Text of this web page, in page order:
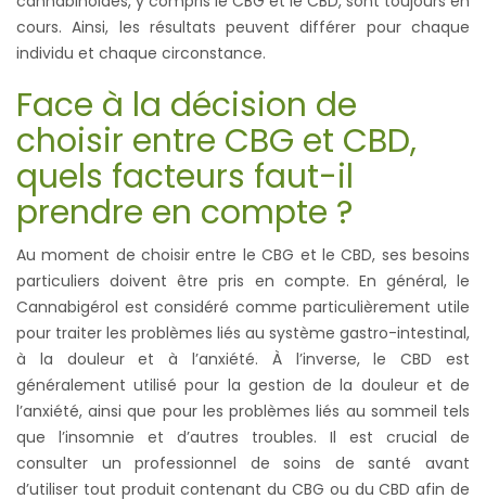
cours. Ainsi, les résultats peuvent différer pour chaque
individu et chaque circonstance.
Face à la décision de
choisir entre CBG et CBD,
quels facteurs faut-il
prendre en compte ?
Au moment de choisir entre le CBG et le CBD, ses besoins
particuliers doivent être pris en compte. En général, le
Cannabigérol est considéré comme particulièrement utile
pour traiter les problèmes liés au système gastro-intestinal,
à la douleur et à l’anxiété. À l’inverse, le CBD est
généralement utilisé pour la gestion de la douleur et de
l’anxiété, ainsi que pour les problèmes liés au sommeil tels
que l’insomnie et d’autres troubles. Il est crucial de
consulter un professionnel de soins de santé avant
d’utiliser tout produit contenant du CBG ou du CBD afin de